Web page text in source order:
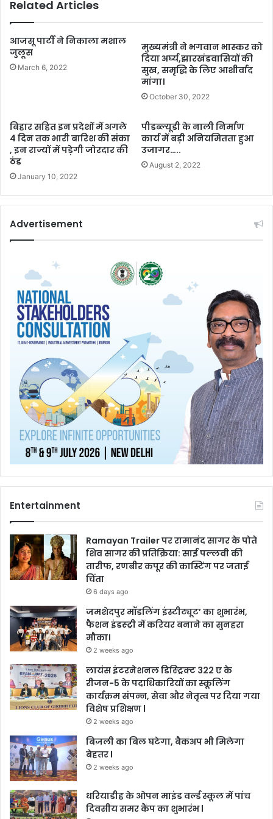
Related Articles
आजसू पार्टी ने निकाला मशाल
जुलूस
March 6, 2022
मुख्यमंत्री ने भगवान भास्कर को
दिया अर्घ्य,झारखंडवासियों की
सुख, समृद्धि के लिए आशीर्वाद
मांगा।
October 30, 2022
बिहार सहित इन प्रदेशों में अगले
4 दिन तक भारी बारिश की संका
, इन राज्यों में पड़ेगी जोरदार की
ठंड
January 10, 2022
पीडब्ल्यूडी के नाली निर्माण
कार्य में बड़ी अनियमितता हुआ
उजागर…..
August 2, 2022
Advertisement
Entertainment
Ramayan Trailer पर रामानंद सागर के पोते
शिव सागर की प्रतिक्रिया: साई पल्लवी की
तारीफ, रणबीर कपूर की कास्टिंग पर जताई
चिंता
6 days ago
जमशेदपुर मॉडलिंग इंस्टीट्यूट’ का शुभारंभ,
फैशन इंडस्ट्री में करियर बनाने का सुनहरा
मौका।
2 weeks ago
लायंस इंटरनेशनल डिस्ट्रिक्ट 322 ए के
रीजन-5 के पदाधिकारियों का स्कूलिंग
कार्यक्रम संपन्न, सेवा और नेतृत्व पर दिया गया
विशेष प्रशिक्षण l
2 weeks ago
बिजली का बिल घटेगा, बैकअप भी मिलेगा
बेहतर l
2 weeks ago
धरियाडीह के ओपन माइंड वर्ल्ड स्कूल में पांच
दिवसीय समर कैंप का शुभारंभ l